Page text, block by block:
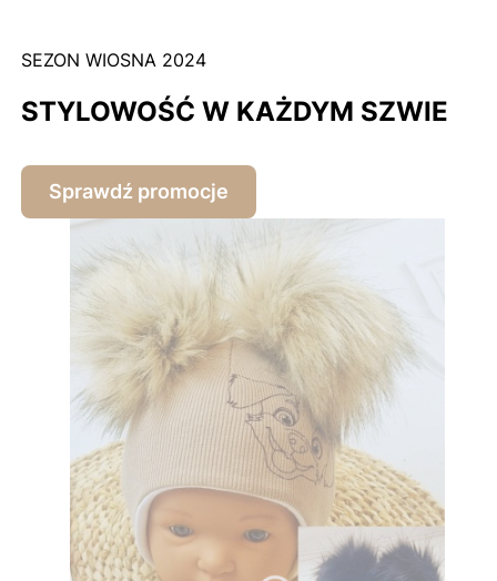
SEZON WIOSNA 2024
STYLOWOŚĆ W KAŻDYM SZWIE
Sprawdź promocje